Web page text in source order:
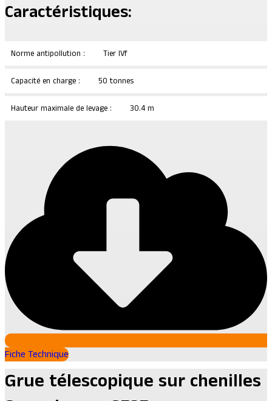
Caractéristiques:
Norme antipollution : Tier IVf
Capacité en charge : 50 tonnes
Hauteur maximale de levage : 30.4 m
Fiche Technique
Grue télescopique sur chenilles